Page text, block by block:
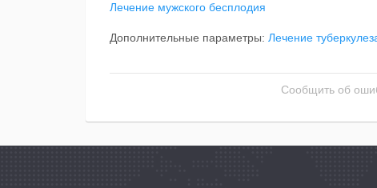
Лечение мужского бесплодия
Дополнительные параметры: Лечение
Сообщить об